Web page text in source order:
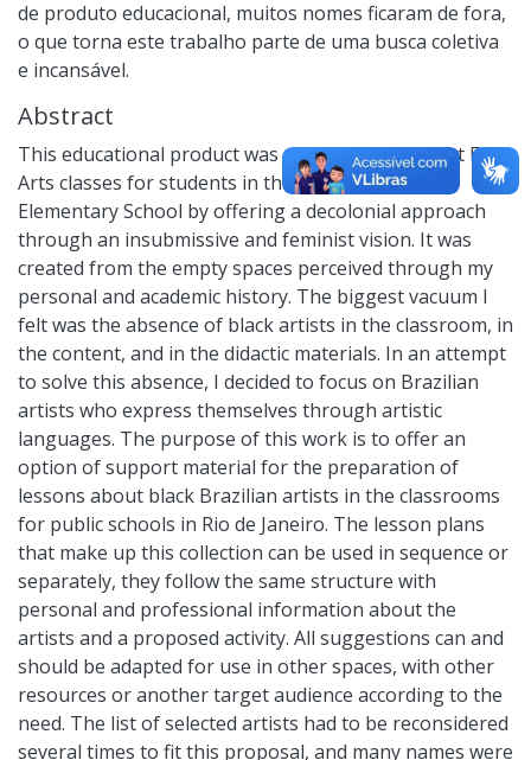
de produto educacional, muitos nomes ficaram de fora,
o que torna este trabalho parte de uma busca coletiva
e incansável.
Abstract
This educational product was designed to support Fine
Arts classes for students in the Final Years of
Elementary School by offering a decolonial approach
through an insubmissive and feminist vision. It was
created from the empty spaces perceived through my
personal and academic history. The biggest vacuum I
felt was the absence of black artists in the classroom, in
the content, and in the didactic materials. In an attempt
to solve this absence, I decided to focus on Brazilian
artists who express themselves through artistic
languages. The purpose of this work is to offer an
option of support material for the preparation of
lessons about black Brazilian artists in the classrooms
for public schools in Rio de Janeiro. The lesson plans
that make up this collection can be used in sequence or
separately, they follow the same structure with
personal and professional information about the
artists and a proposed activity. All suggestions can and
should be adapted for use in other spaces, with other
resources or another target audience according to the
need. The list of selected artists had to be reconsidered
several times to fit this proposal, and many names were